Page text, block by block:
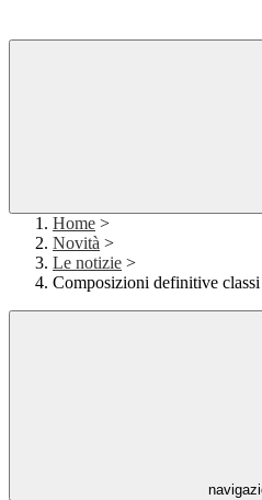
Home >
Novità >
Le notizie >
Composizioni definitive